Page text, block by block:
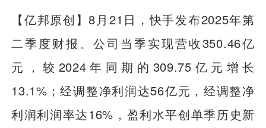
【亿邦原创】8月21日，快手发布2025年第
二季度财报。公司当季实现营收350.46亿
元，较2024年同期的309.75亿元增长
13.1%；经调整净利润达56亿元，经调整净
利润利润率达16%，盈利水平创单季历史新